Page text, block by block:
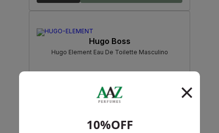
Hugo Boss
Hugo Element Eau De Toilette Masculino
PRODUTO
ESGOTADO